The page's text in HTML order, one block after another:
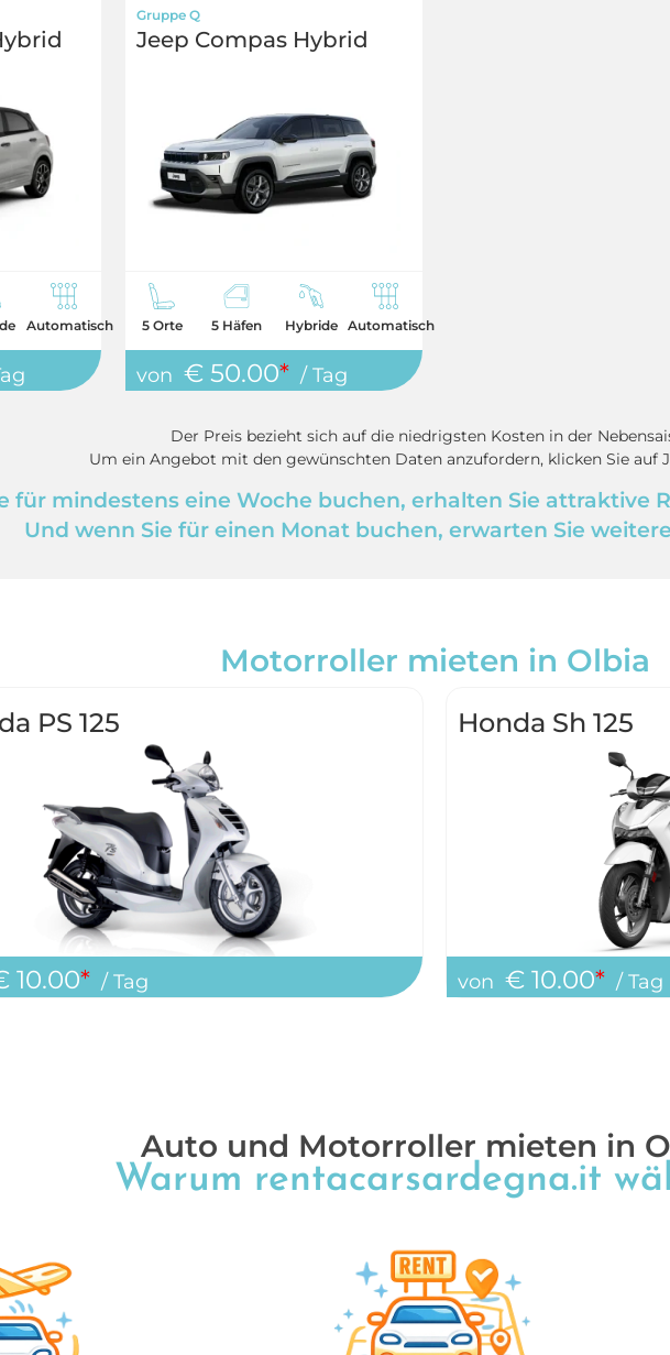
Automatisch
Gruppe Q
Jeep Compas Hybrid
5 Orte 5 Häfen Hybride Automatisch
von € 50.00* / Tag
Der Preis bezieht sich auf die niedrigsten Kosten in der
Um ein Angebot mit den gewünschten Daten anzufordern, klicken Sie auf
für mindestens eine Woche buchen, erhalten Sie attraktive
Und wenn Sie für einen Monat buchen, erwarten Sie
Motorroller mieten in Olbia
PS 125
10.00* / Tag
Honda Sh 125
von € 10.00* / Tag
Auto und Motorroller mieten in
Warum rentacarsardegna.it